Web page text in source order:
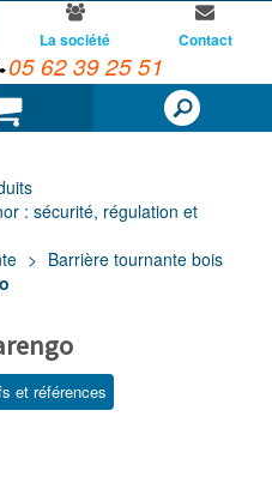
Panier
La société Contact
05 62 39 25 51
: sécurité, régulation et
Barrière tournante bois
et références